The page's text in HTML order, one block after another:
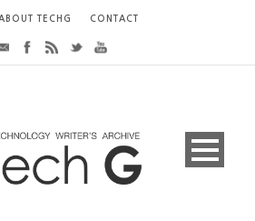
TECHG CONTACT